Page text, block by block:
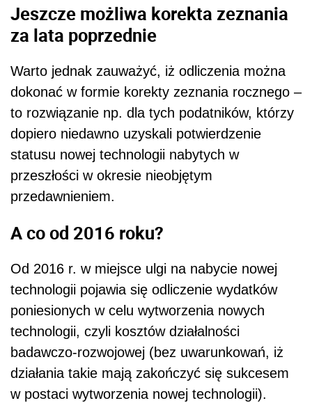
Jeszcze możliwa korekta zeznania
za lata poprzednie
Warto jednak zauważyć, iż odliczenia można
dokonać w formie korekty zeznania rocznego –
to rozwiązanie np. dla tych podatników, którzy
dopiero niedawno uzyskali potwierdzenie
statusu nowej technologii nabytych w
przeszłości w okresie nieobjętym
przedawnieniem.
A co od 2016 roku?
Od 2016 r. w miejsce ulgi na nabycie nowej
technologii pojawia się odliczenie wydatków
poniesionych w celu wytworzenia nowych
technologii, czyli kosztów działalności
badawczo-rozwojowej (bez uwarunkowań, iż
działania takie mają zakończyć się sukcesem
w postaci wytworzenia nowej technologii).